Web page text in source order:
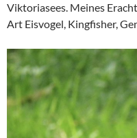
Viktoriasees. Meines
Art Eisvogel, Kingfisher,